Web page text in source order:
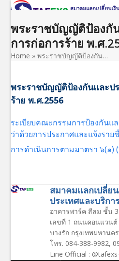
Skip
content
Open
mobile
menu
Close
mobile
menu
พระราชบัญญัติป้องกั
การก่อการร้าย พ.ศ
Home »พระราชบัญญัติป้องกัน…
พระราชบัญญัติป้องกันและป
ร้าย พ.ศ.2556
ระเบียบคณะกรรมการป้องกันแ
ว่าด้วยการประกาศและแจ้งรา
การดำเนินการตามมาตรา ๖(๑
สมาคมแลกเปลี่ย
ประเทศและบริกา
อาคารพาร์ค สีลม ชั้น
เลขที่ 1 ถนนคอนแวน
บางรัก กรุงเทพมหานค
โทร. 084-388-9982,
Line Official :